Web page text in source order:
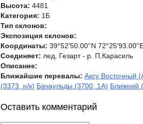
Высота: 4481
Категория: 1Б
Тип склонов:
Экспозиция склонов:
Координаты: 39°52'50.00''N
Соединяет: лед. Гезарт - р. П.Карасиль
Описание:
Ближайшие перевалы: Аксу Восточный
(3373, н/к) Бачаульды (3700, 1А) Ближний
Оставить комментарий